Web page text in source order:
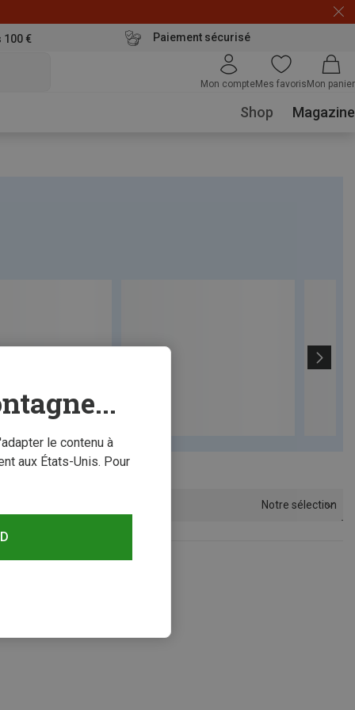
100 € Paiement sécurisé
Mon compteMes favoris Mon panier
Shop Magazine
Notre sélection
le contenu à
aux États-Unis. Pour